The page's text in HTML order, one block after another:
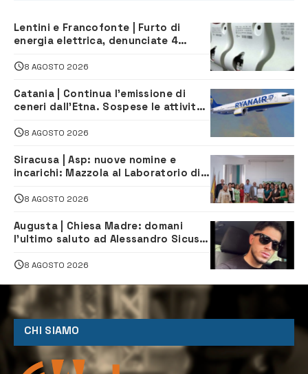
Lentini e Francofonte | Furto di
energia elettrica, denunciate 4
8 AGOSTO 2026
Catania | Continua l’emissione di
ceneri dall’Etna. Sospese le attività
8 AGOSTO 2026
Siracusa | Asp: nuove nomine e
incarichi: Mazzola al Laboratorio di
Servizio Legale
8 AGOSTO 2026
Augusta | Chiesa Madre: domani
l’ultimo saluto ad Alessandro Sicuso,
8 AGOSTO 2026
CHI SIAMO